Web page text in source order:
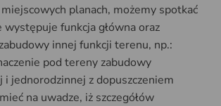
planach, możemy spotkać
występuje funkcja główna oraz
innej funkcji terenu, np.:
pod tereny zabudowy
i jednorodzinnej z dopuszczeniem
na uwadze, iż szczegółów